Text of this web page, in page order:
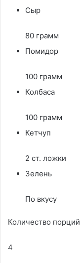
Сыр
80 грамм
Помидор
100 грамм
Колбаса
100 грамм
Кетчуп
2 ст. ложки
Зелень
По вкусу
Количество порций
4